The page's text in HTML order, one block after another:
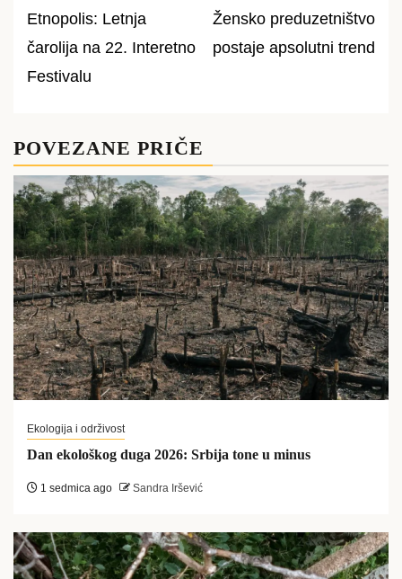
Post
navigation
Etnopolis: Letnja
čarolija na 22. Interetno
Festivalu
Žensko preduzetništvo
postaje apsolutni trend
POVEZANE PRIČE
Ekologija i održivost
Dan ekološkog duga 2026: Srbija tone u minus
1 sedmica ago Sandra Iršević